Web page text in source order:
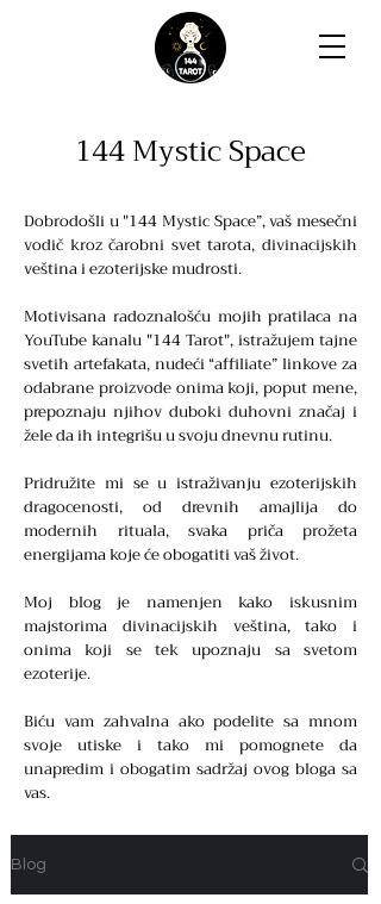
144 Mystic Space
Dobrodošli u "144 Mystic Space”, vaš mesečni
vodič kroz čarobni svet tarota, divinacijskih
veština i ezoterijske mudrosti.
Motivisana radoznalošću mojih pratilaca na
YouTube kanalu "144 Tarot", istražujem tajne
svetih artefakata, nudeći “affiliate” linkove za
odabrane proizvode onima koji, poput mene,
prepoznaju njihov duboki duhovni značaj i
žele da ih integrišu u svoju dnevnu rutinu.
Pridružite mi se u istraživanju ezoterijskih
dragocenosti, od drevnih amajlija do
modernih rituala, svaka priča prožeta
energijama koje će obogatiti vaš život.
Moj blog je namenjen kako iskusnim
majstorima divinacijskih veština, tako i
onima koji se tek upoznaju sa svetom
ezoterije.
Biću vam zahvalna ako podelite sa mnom
svoje utiske i tako mi pomognete da
unapredim i obogatim sadržaj ovog bloga sa
vas.
Blog